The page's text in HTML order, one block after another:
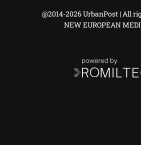
@2014-2026 UrbanPost | All
NEW EUROPEAN